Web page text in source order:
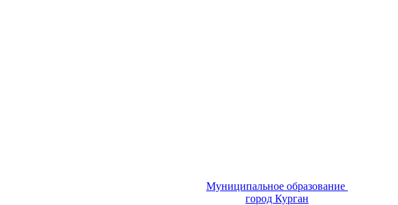
Муниципальное образование
город Курган